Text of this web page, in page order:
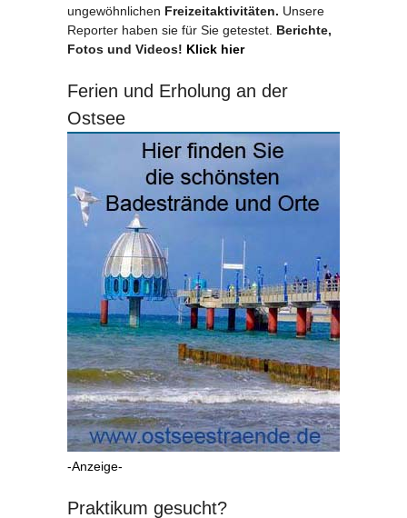
ungewöhnlichen Freizeitaktivitäten. Unsere
Reporter haben sie für Sie getestet. Berichte,
Fotos und Videos! Klick hier
Ferien und Erholung an der
Ostsee
-Anzeige-
Praktikum gesucht?